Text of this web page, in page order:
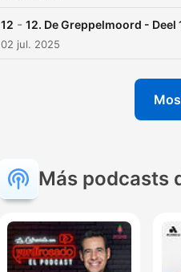
12 - 12. De Greppelmoord - Deel
02 jul. 2025
Más podcasts